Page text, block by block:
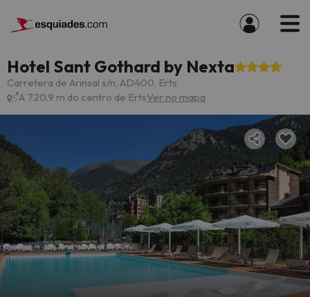
Hotel Sant Gothard by Nexta
Carretera de Arinsal s/n, AD400, Erts
A 720.9 m do centro de ErtsVer no mapa